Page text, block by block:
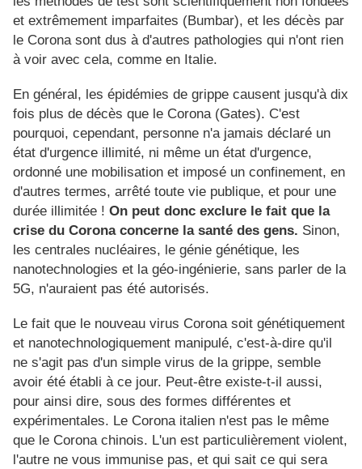
et extrêmement imparfaites (Bumbar), et les décès par
le Corona sont dus à d'autres pathologies qui n'ont rien
à voir avec cela, comme en Italie.
En général, les épidémies de grippe causent jusqu'à dix
fois plus de décès que le Corona (Gates). C'est
pourquoi, cependant, personne n'a jamais déclaré un
état d'urgence illimité, ni même un état d'urgence,
ordonné une mobilisation et imposé un confinement, en
d'autres termes, arrêté toute vie publique, et pour une
durée illimitée ! On peut donc exclure le fait que la
crise du Corona concerne la santé des gens. Sinon,
les centrales nucléaires, le génie génétique, les
nanotechnologies et la géo-ingénierie, sans parler de la
5G, n'auraient pas été autorisés.
Le fait que le nouveau virus Corona soit génétiquement
et nanotechnologiquement manipulé, c'est-à-dire qu'il
ne s'agit pas d'un simple virus de la grippe, semble
avoir été établi à ce jour. Peut-être existe-t-il aussi,
pour ainsi dire, sous des formes différentes et
expérimentales. Le Corona italien n'est pas le même
que le Corona chinois. L'un est particulièrement violent,
l'autre ne vous immunise pas, et qui sait ce qui sera